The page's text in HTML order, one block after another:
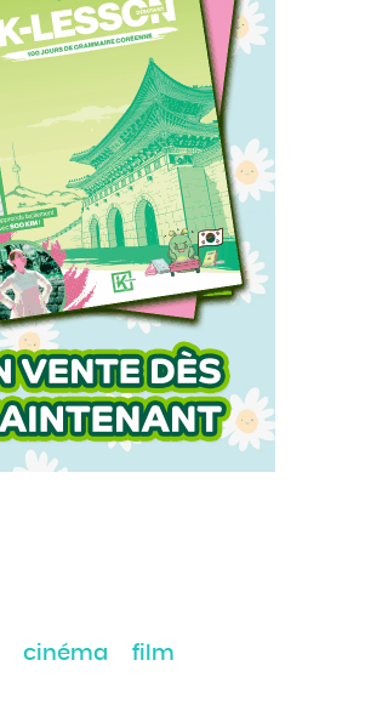
cinéma film